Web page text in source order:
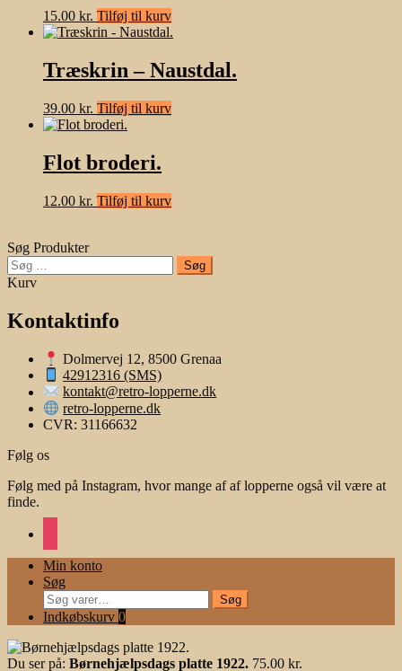
15.00 kr. Tilføj til kurv
Træskrin – Naustdal.
39.00 kr. Tilføj til kurv
Flot broderi.
12.00 kr. Tilføj til kurv
Søg Produkter
Søg
efter:
Kurv
Kontaktinfo
Dolmervej 12, 8500 Grenaa
42912316 (SMS)
kontakt@retro-lopperne.dk
retro-lopperne.dk
CVR: 31166632
Følg os
Følg med på Instagram, hvor mange af af lopperne også vil være at
finde.
Min konto
Søg
Søg
efter:
Søg
Indkøbskurv 0
Du ser på: Børnehjælpsdags platte 1922. 75.00 kr.